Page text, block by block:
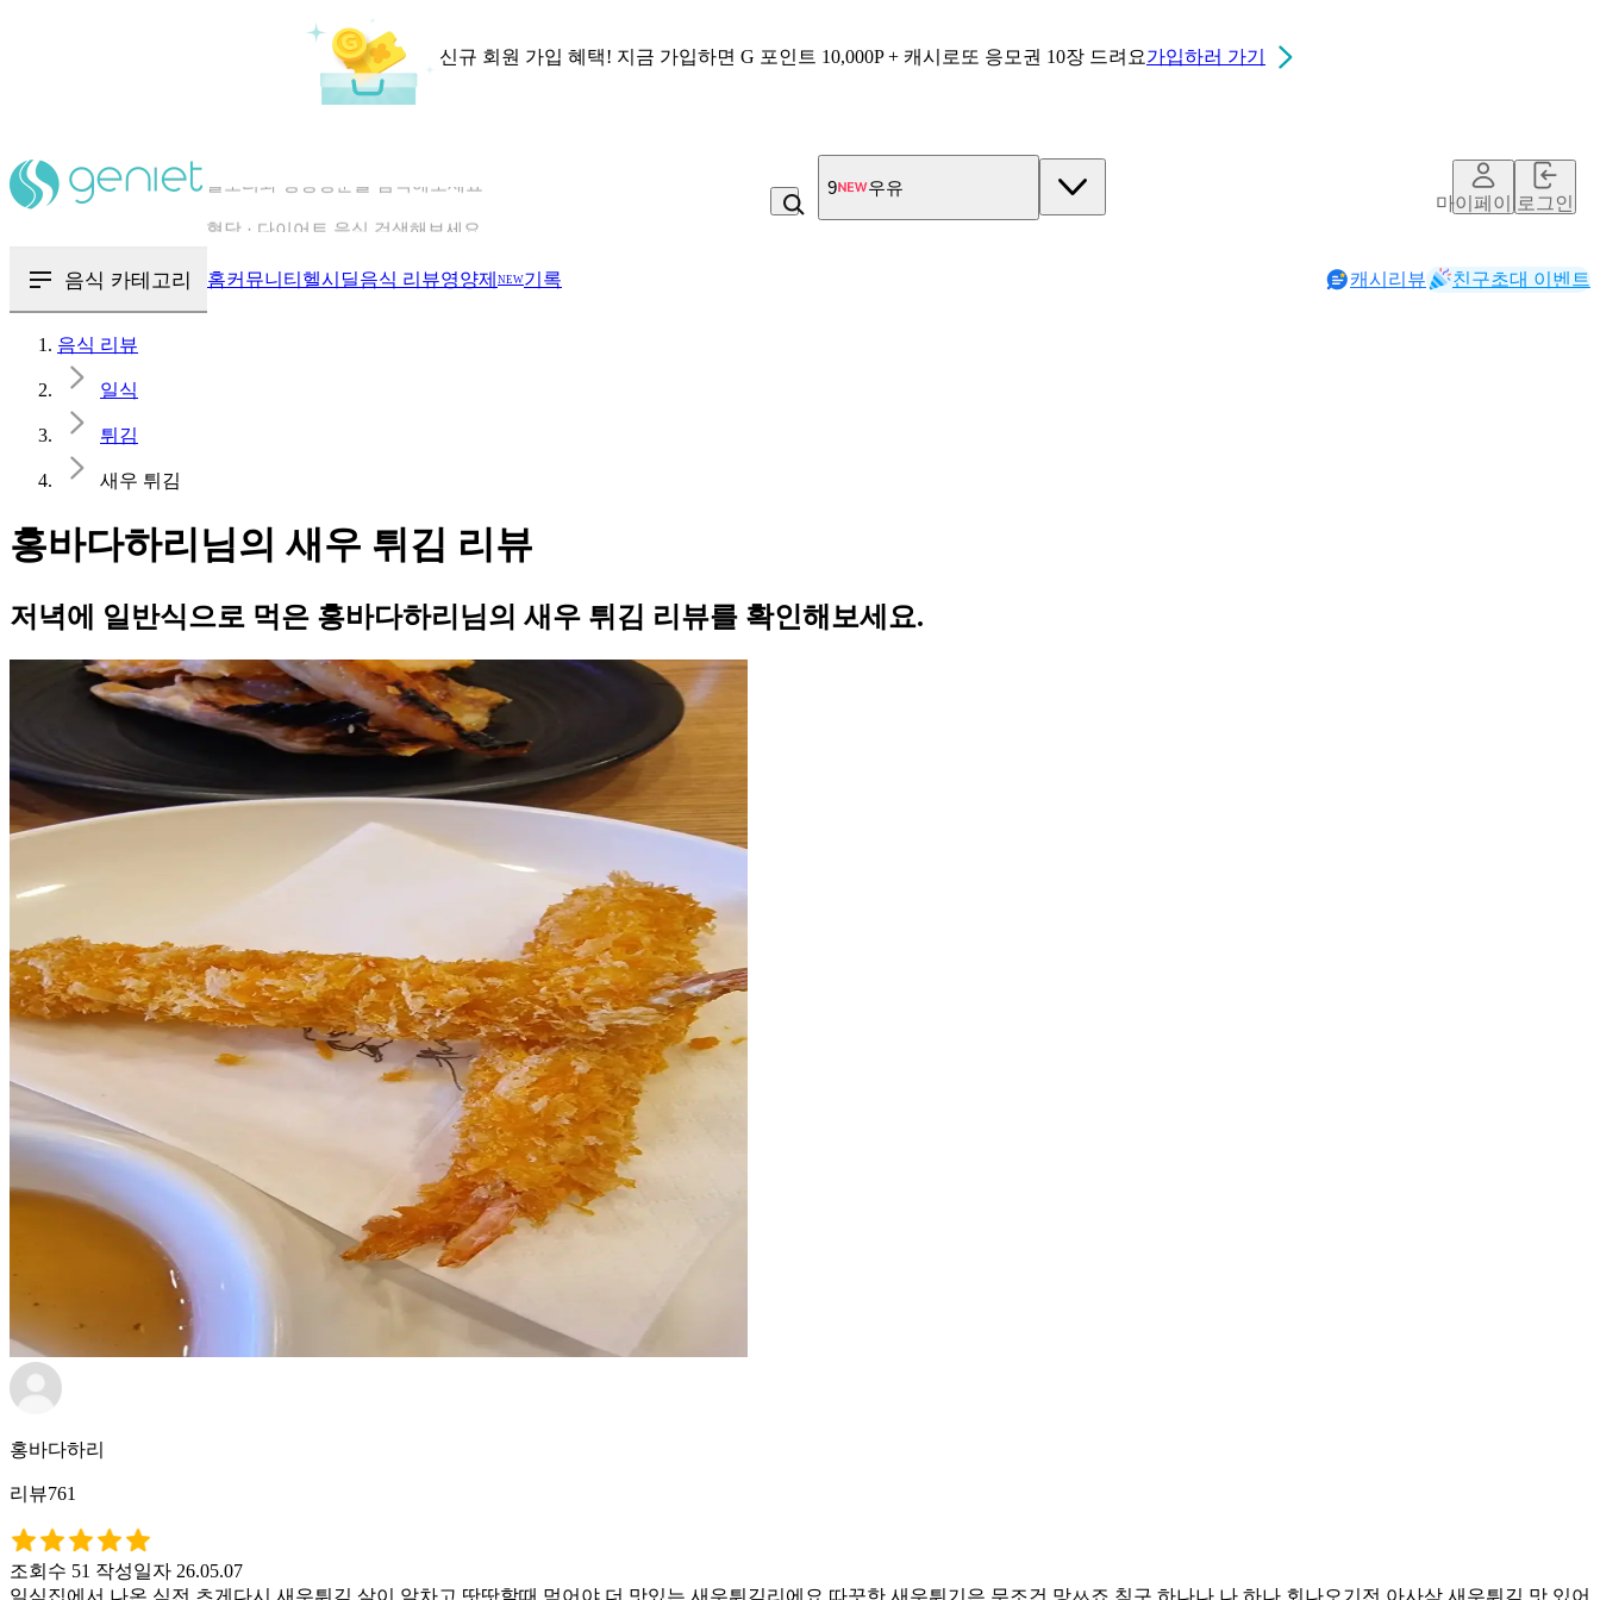
신규 회원 가입 혜택! 지금 가입하면 G 포인트 10,000P + 캐시로또 응모권 10장 드려요가입하러 가기
10 물
마이페이지로그인
음식 카테고리 홈커뮤니티 헬시딜음식 리뷰영양제 NEW기록 캐시리뷰 친구초대 이벤트
음식 리뷰
일식
튀김
새우 튀김
홍바다하리님의 새우 튀김 리뷰
저녁에 일반식으로 먹은 홍바다하리님의 새우 튀김 리뷰를 확인해보세요.
홍바다하리
리뷰761
조회수 51 작성일자 26.05.07
일식집에서 나온 식전 츠게다시 새우튀김 살이 알차고 땃땃할때 먹어야 더 맛있는 새우튀김리에요 따끗한 새우튀기은 무조건 망ㅆ죠 침구 하나나 나 하나 회나오기전 아사삭 새우튀김 맛 있어